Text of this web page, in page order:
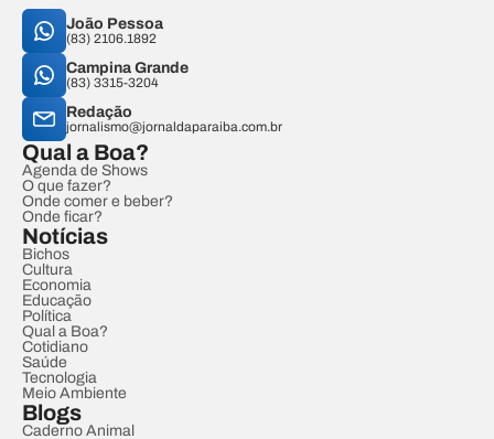
João Pessoa
(83) 2106.1892
Campina Grande
(83) 3315-3204
Redação
jornalismo@jornaldaparaiba.com.br
Qual a Boa?
Agenda de Shows
O que fazer?
Onde comer e beber?
Onde ficar?
Notícias
Bichos
Cultura
Economia
Educação
Política
Qual a Boa?
Cotidiano
Saúde
Tecnologia
Meio Ambiente
Blogs
Caderno Animal